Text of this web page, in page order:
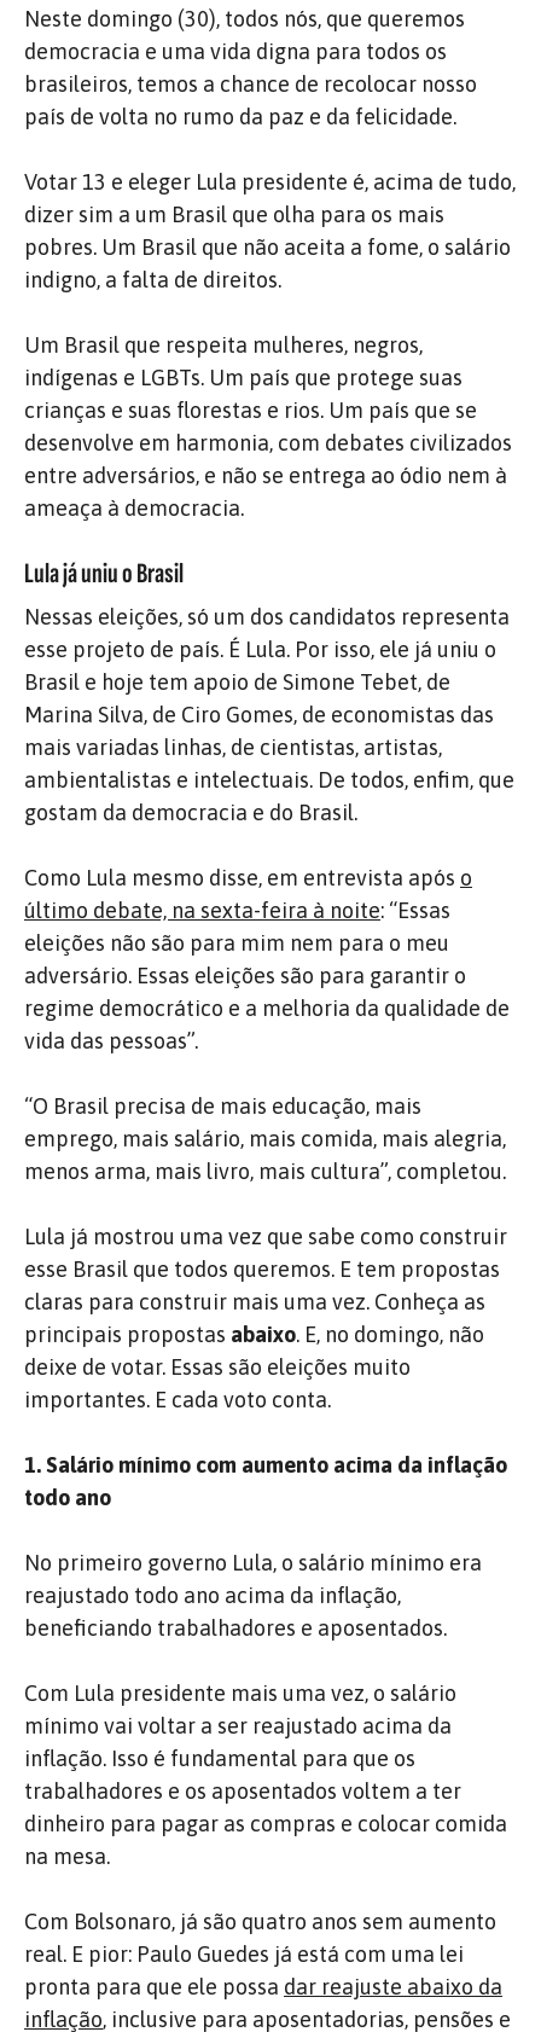
Neste domingo (30), todos nós, que queremos
democracia e uma vida digna para todos os
brasileiros, temos a chance de recolocar nosso
país de volta no rumo da paz e da felicidade.
Votar 13 e eleger Lula presidente é, acima de tudo,
dizer sim a um Brasil que olha para os mais
pobres. Um Brasil que não aceita a fome, o salário
indigno, a falta de direitos.
Um Brasil que respeita mulheres, negros,
indígenas e LGBTs. Um país que protege suas
crianças e suas florestas e rios. Um país que se
desenvolve em harmonia, com debates civilizados
entre adversários, e não se entrega ao ódio nem à
ameaça à democracia.
Lula já uniu o Brasil
Nessas eleições, só um dos candidatos representa
esse projeto de país. É Lula. Por isso, ele já uniu o
Brasil e hoje tem apoio de Simone Tebet, de
Marina Silva, de Ciro Gomes, de economistas das
mais variadas linhas, de cientistas, artistas,
ambientalistas e intelectuais. De todos, enfim, que
gostam da democracia e do Brasil.
Como Lula mesmo disse, em entrevista após o
último debate, na sexta-feira à noite: “Essas
eleições não são para mim nem para o meu
adversário. Essas eleições são para garantir o
regime democrático e a melhoria da qualidade de
vida das pessoas”.
“O Brasil precisa de mais educação, mais
emprego, mais salário, mais comida, mais alegria,
menos arma, mais livro, mais cultura”, completou.
Lula já mostrou uma vez que sabe como construir
esse Brasil que todos queremos. E tem propostas
claras para construir mais uma vez. Conheça as
principais propostas abaixo. E, no domingo, não
deixe de votar. Essas são eleições muito
importantes. E cada voto conta.
1. Salário mínimo com aumento acima da inflação
todo ano
No primeiro governo Lula, o salário mínimo era
reajustado todo ano acima da inflação,
beneficiando trabalhadores e aposentados.
Com Lula presidente mais uma vez, o salário
mínimo vai voltar a ser reajustado acima da
inflação. Isso é fundamental para que os
trabalhadores e os aposentados voltem a ter
dinheiro para pagar as compras e colocar comida
na mesa.
Com Bolsonaro, já são quatro anos sem aumento
real. E pior: Paulo Guedes já está com uma lei
pronta para que ele possa dar reajuste abaixo da
inflação, inclusive para aposentadorias, pensões e